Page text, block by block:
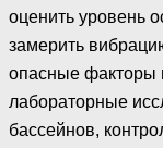
оценить уровень
замерить
опасные факторы
лабораторные
бассейнов,